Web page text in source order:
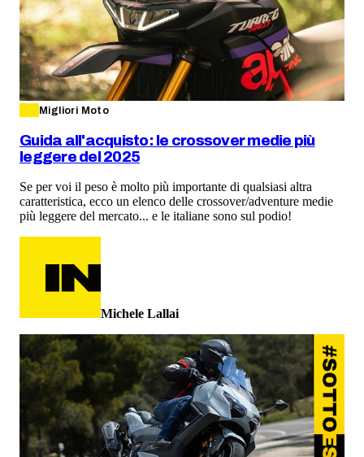
Migliori Moto
Guida all'acquisto: le crossover medie più
leggere del 2025
Se per voi il peso è molto più importante di qualsiasi altra
caratteristica, ecco un elenco delle crossover/adventure medie
più leggere del mercato... e le italiane sono sul podio!
Michele Lallai